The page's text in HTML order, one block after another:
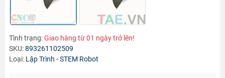
Tình trạng:Giao hàng từ 01 ngày trở lên!
SKU:893261102509
Loại: Lập Trình - STEM Robot